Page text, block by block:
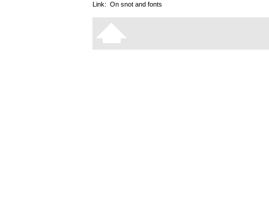
Link: On snot and fonts